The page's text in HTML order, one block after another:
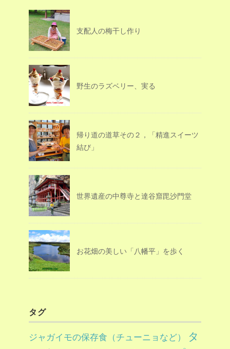
支配人の梅干し作り
野生のラズベリー、実る
帰り道の道草その２，「精進スイーツ
結び」
世界遺産の中尊寺と達谷窟毘沙門堂
お花畑の美しい「八幡平」を歩く
タグ
ジャガイモの保存食（チューニョなど）
タ